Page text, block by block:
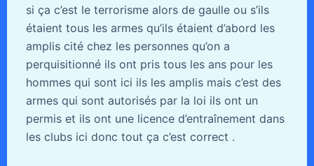
si ça c’est le terrorisme alors de gaulle ou s’ils
étaient tous les armes qu’ils étaient d’abord les
amplis cité chez les personnes qu’on a
perquisitionné ils ont pris tous les ans pour les
hommes qui sont ici ils les amplis mais c’est des
armes qui sont autorisés par la loi ils ont un
permis et ils ont une licence d’entraînement dans
les clubs ici donc tout ça c’est correct .